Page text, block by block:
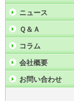
ニュース
Ｑ＆Ａ
コラム
会社概要
お問い合わせ